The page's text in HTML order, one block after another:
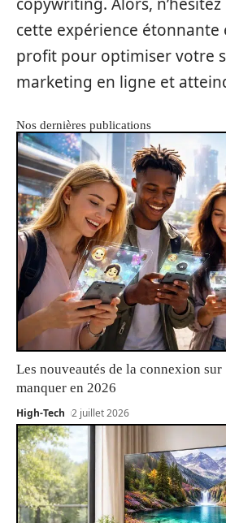
cette expérience étonnante
profit pour optimiser votre
marketing en ligne et
Nos dernières publications
Les nouveautés de la connexion sur
manquer en 2026
High-Tech 2 juillet 2026